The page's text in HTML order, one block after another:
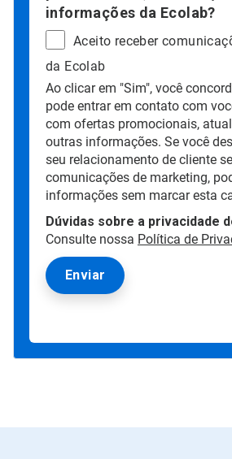
informações da Ecolab?
Aceito receber
da Ecolab
Ao clicar em "Sim", você
pode entrar em contato com
com ofertas promocionais,
outras informações. Se você
seu relacionamento de cliente
comunicações de marketing,
informações sem marcar esta
Dúvidas sobre a privacidade
Consulte nossa Política de